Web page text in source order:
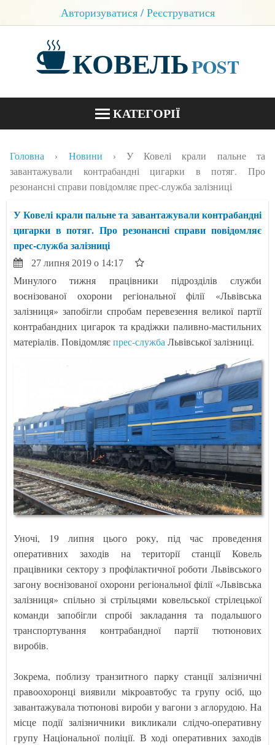
Авторизуватися / Реєструватися
КОВЕЛЬPOST
КАТЕГОРІЇ
БЛОГИ
КОНТАКТИ
Головна Новини
У Ковелі крали пальне та
завантажували контрабандні цигарки в потяг. Про
резонансні справи повідомляє прес-служба залізниці
У Ковелі крали пальне та завантажували контрабандні
цигарки в потяг. Про резонансні справи повідомляє
прес-служба залізниці
27 липня 2019 о 14:17
Минулого тижня працівники підрозділів служби
воєнізованої охорони регіональної філії «Львівська
залізниця» запобігли спробам перевезення великої партії
контрабандних цигарок та крадіжки паливно-мастильних
матеріалів. Повідомляєпрес-служба Львівської залізниці.
Уночі, 19 липня цього року, під час проведення
оперативних заходів на території станції Ковель
працівники сектору з профілактичної роботи Львівського
загону воєнізованої охорони регіональної філії «Львівська
залізниця» спільно зі стрільцями ковельської стрілецької
команди запобігли спробі закладання та подальшого
транспортування контрабандної партії тютюнових
виробів.
Зокрема, поблизу транзитного парку станції залізничні
правоохоронці виявили мікроавтобус та групу осіб, що
завантажувала тютюнові вироби у вагони з аглорудою. На
місце події залізничники викликали слідчо-оперативну
групу Національної поліції. В ході оперативних заходів